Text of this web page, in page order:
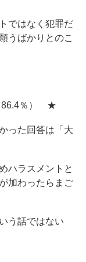
ではなく犯罪だ
うばかりとのこ
86.4％） ★
った回答は「大
ハラスメントと
加わったらまご
う話ではない